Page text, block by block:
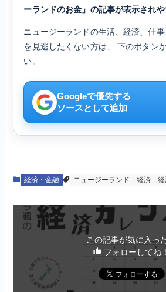
ーランドのお金」の記事が表示されや
ニュージーランドの生活、経済、仕
を見逃したくない方は、 下のボタン
い。
Googleで優先する
ソースとして追加
経済・金融 ニュージーランド 経済
この記事が気に入っ
フォローしてね！